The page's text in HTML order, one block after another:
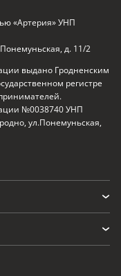
«Артерия» УНП
д. 11/2
выдано Гродненским
регистре
№0038740 УНП
ул.Понемуньская,